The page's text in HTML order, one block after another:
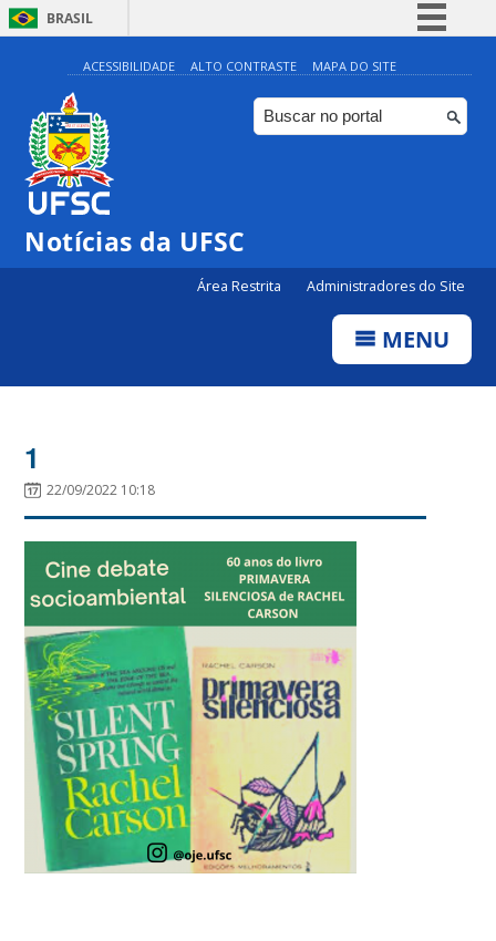
BRASIL
Simplifique!
Comunica BR
Participe
ACESSIBILIDADE ALTO CONTRASTE MAPA DO SITE
Notícias da UFSC
Área Restrita Administradores do Site
MENU
1
22/09/2022 10:18